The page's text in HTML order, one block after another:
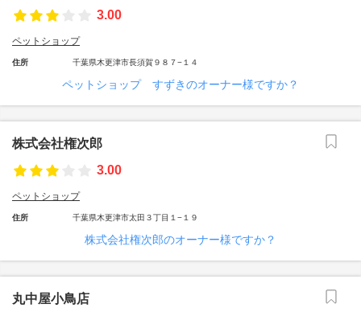
3.00
ペットショップ
住所 千葉県木更津市長須賀９８７−１４
ペットショップ すずきのオーナー様ですか？
株式会社権次郎
3.00
ペットショップ
住所 千葉県木更津市太田３丁目１−１９
株式会社権次郎のオーナー様ですか？
丸中屋小鳥店